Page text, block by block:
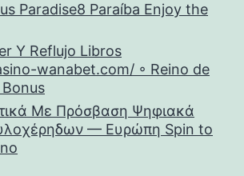
Paradise8 Paraíba Enjoy the
Y Reflujo Libros
wanabet.com/ ◦ Reino de
Με Πρόσβαση Ψηφιακά
— Ευρώπη Spin to